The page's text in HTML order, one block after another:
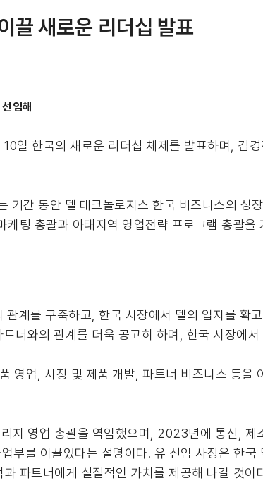
끌 새로운 리더십 발표
임해
일 한국의 새로운 리더십 체제를 발표하며, 김
기간 동안 델 테크놀로지스 한국 비즈니스의 성
팅 총괄과 아태지역 영업전략 프로그램 총괄
계를 구축하고, 한국 시장에서 델의 입지를 확
너와의 관계를 더욱 공고히 하며, 한국 시장에
영업, 시장 및 제품 개발, 파트너 비즈니스 등을
지 영업 총괄을 역임했으며, 2023년에 통신,
부를 이끌었다는 설명이다. 유 신임 사장은 한국
파트너에게 실질적인 가치를 제공해 나갈 것이